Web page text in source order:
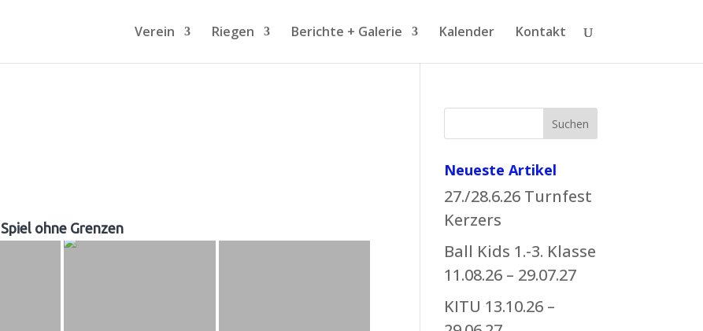
Verein Riegen Berichte + Galerie Kalender Kontakt
Spiel ohne Grenzen
Suchen
Neueste Artikel
27./28.6.26 Turnfest
Kerzers
Ball Kids 1.-3. Klasse
11.08.26 – 29.07.27
KITU 13.10.26 –